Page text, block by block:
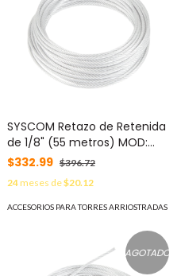
SYSCOM Retazo de Retenida
de 1/8" (55 metros) MOD:
SRET318CAM*55MTS
$332.99 $396.72
24meses de$20.12
ACCESORIOS PARA TORRES ARRIOSTRADAS
AGOTADO